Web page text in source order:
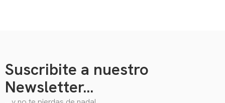
Suscribite a nuestro
Newsletter...